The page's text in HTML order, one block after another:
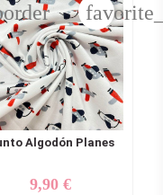
Algodón Planes
Precio
9,90 €